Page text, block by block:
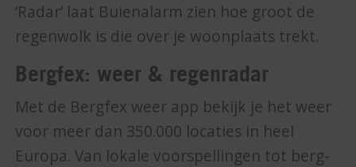
‘Radar’ laat Buienalarm zien hoe groot de
regenwolk is die over je woonplaats trekt.
Bergfex: weer & regenradar
Met de Bergfex weer app bekijk je het weer
voor meer dan 350.000 locaties in heel
Europa. Van lokale voorspellingen tot berg-